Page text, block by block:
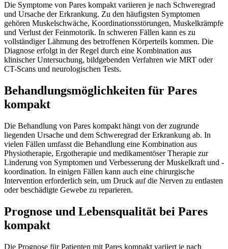
Die Symptome von Pares kompakt variieren je nach Schweregrad
und Ursache der Erkrankung. Zu den häufigsten Symptomen
gehören Muskelschwäche, Koordinationsstörungen, Muskelkrämpfe
und Verlust der Feinmotorik. In schweren Fällen kann es zu
vollständiger Lähmung des betroffenen Körperteils kommen. Die
Diagnose erfolgt in der Regel durch eine Kombination aus
klinischer Untersuchung, bildgebenden Verfahren wie MRT oder
CT-Scans und neurologischen Tests.
Behandlungsmöglichkeiten für Pares
kompakt
Die Behandlung von Pares kompakt hängt von der zugrunde
liegenden Ursache und dem Schweregrad der Erkrankung ab. In
vielen Fällen umfasst die Behandlung eine Kombination aus
Physiotherapie, Ergotherapie und medikamentöser Therapie zur
Linderung von Symptomen und Verbesserung der Muskelkraft und -
koordination. In einigen Fällen kann auch eine chirurgische
Intervention erforderlich sein, um Druck auf die Nerven zu entlasten
oder beschädigte Gewebe zu reparieren.
Prognose und Lebensqualität bei Pares
kompakt
Die Prognose für Patienten mit Pares kompakt variiert je nach